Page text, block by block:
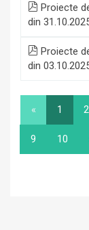
Proiecte
din
Proiecte
din
« 1 2
9 10